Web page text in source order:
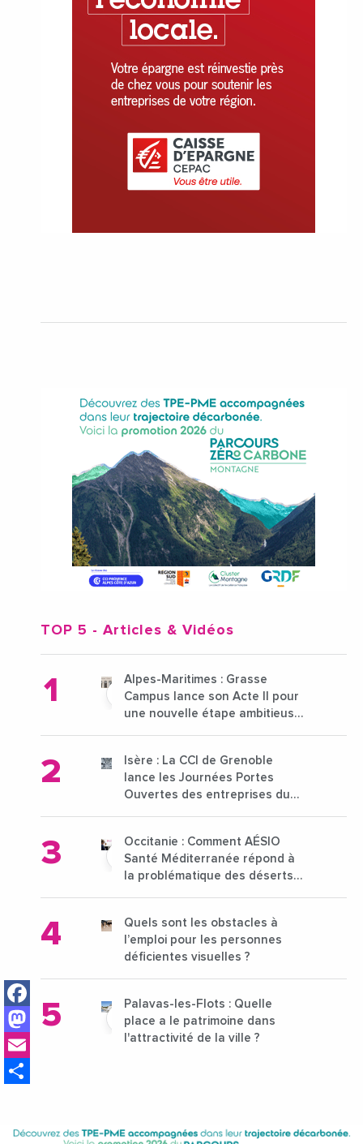
Facebook
Mastodon
TOP 5 - Articles & Vidéos
Alpes-Maritimes : Grasse
Campus lance son Acte II pour
une nouvelle étape ambitieuse
Isère : La CCI de Grenoble
lance les Journées Portes
Ouvertes des entreprises du
Occitanie : Comment AÉSIO
Santé Méditerranée répond à
la problématique des déserts
Quels sont les obstacles à
l’emploi pour les personnes
déficientes visuelles ?
Palavas-les-Flots : Quelle
place a le patrimoine dans
l'attractivité de la ville ?